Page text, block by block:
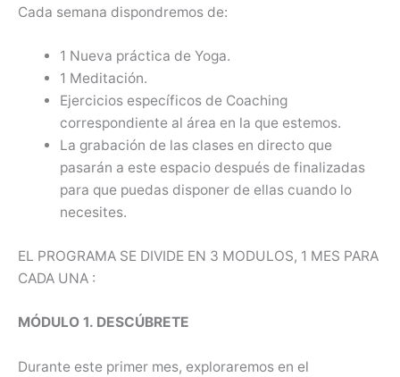
Cada semana dispondremos de:
1 Nueva práctica de Yoga.
1 Meditación.
Ejercicios específicos de Coaching
correspondiente al área en la que estemos.
La grabación de las clases en directo que
pasarán a este espacio después de finalizadas
para que puedas disponer de ellas cuando lo
necesites.
EL PROGRAMA SE DIVIDE EN 3 MODULOS, 1 MES PARA
CADA UNA :
MÓDULO 1. DESCÚBRETE
Durante este primer mes, exploraremos en el